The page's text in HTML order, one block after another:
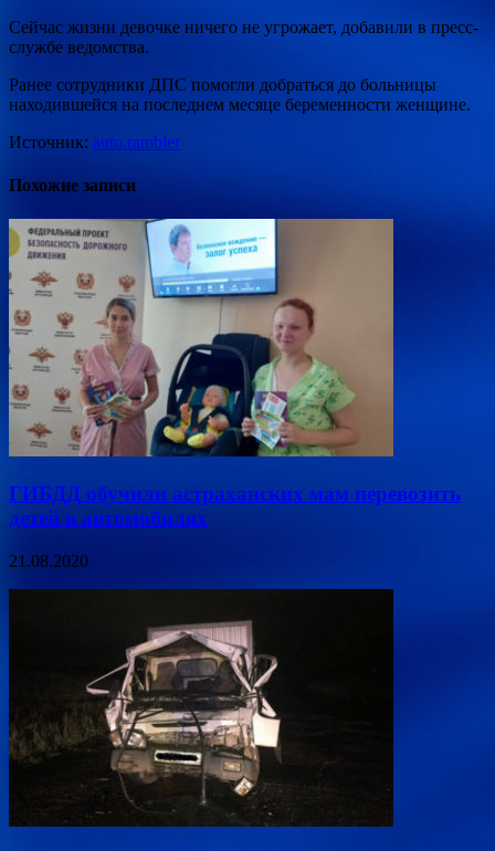
Сейчас жизни девочке ничего не угрожает, добавили в пресс-
службе ведомства.
Ранее сотрудники ДПС помогли добраться до больницы
находившейся на последнем месяце беременности женщине.
Источник: auto.rambler
Похожие записи
ГИБДД обучили астраханских мам перевозить
детей в автомобилях
21.08.2020